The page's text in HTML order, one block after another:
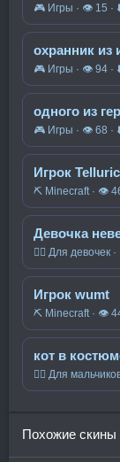
🎮 Игры · 👁 15 ·
охранник из
🎮 Игры · 👁 94 ·
одного из
🎮 Игры · 👁 68 ·
Игрок Telluric
⛏️ Minecraft · 👁
Девочка
🧍‍♀️ Для девочек
Игрок wumt
⛏️ Minecraft · 👁
кот в
🧍‍♂️ Для
Похожие скины